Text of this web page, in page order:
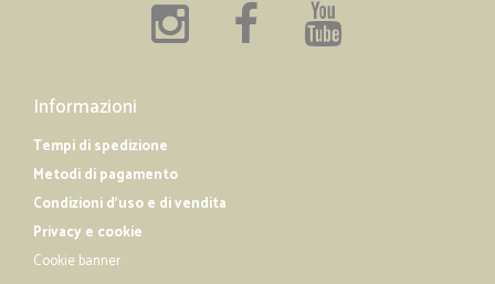
Informazioni
Tempi di spedizione
Metodi di pagamento
Condizioni d'uso e di vendita
Privacy e cookie
Cookie banner